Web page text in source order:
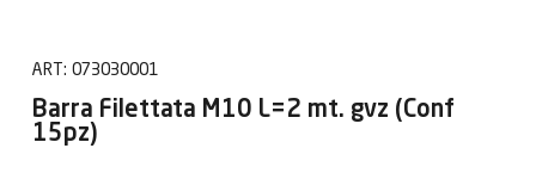
ART: 073030001
Barra Filettata M10 L=2 mt. gvz (Conf
15pz)